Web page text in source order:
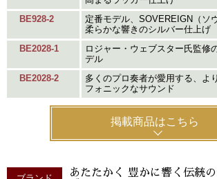
BE928-2
定番モデル、SOVEREIGN（ソ
柔らかな響きのシルバー仕上げ
BE2028-1
ロジャー・ウェブスター氏監修
デル
BE2028-2
多くのプロ奏者が愛用する、よ
フォニックなサウンド
掲載商品はこちら
あたたかく 豊かに響く伝統